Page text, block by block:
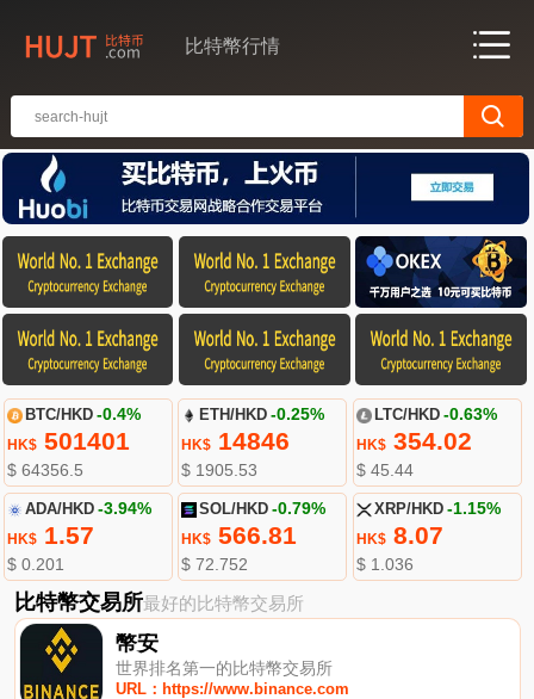
比特幣行情
BTC/HKD -0.4%
HK$501401
$ 64356.5
ETH/HKD -0.25%
HK$ 14846
$ 1905.53
LTC/HKD -0.63%
HK$354.02
$ 45.44
ADA/HKD -3.94%
HK$1.57
$ 0.201
SOL/HKD -0.79%
HK$ 566.81
$ 72.752
XRP/HKD -1.15%
HK$8.07
$ 1.036
比特幣交易所最好的比特幣交易所
幣安
世界排名第一的比特幣交易所
URL：https://www.binance.com